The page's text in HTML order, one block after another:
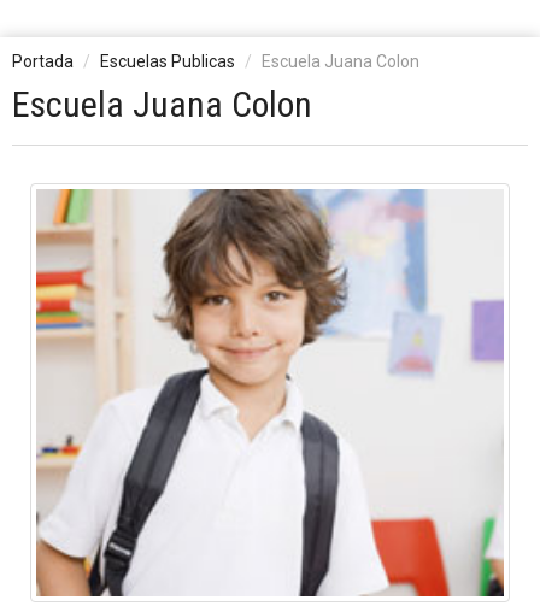
Portada Escuelas Publicas Escuela Juana Colon
Escuela Juana Colon